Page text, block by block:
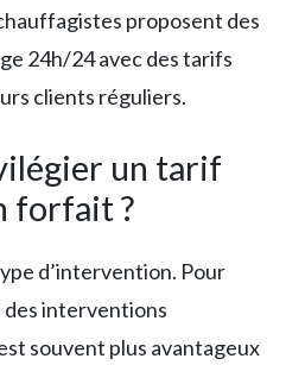
proposent des
24h/24 avec des tarifs
clients réguliers.
un tarif
forfait ?
d’intervention. Pour
des interventions
souvent plus avantageux